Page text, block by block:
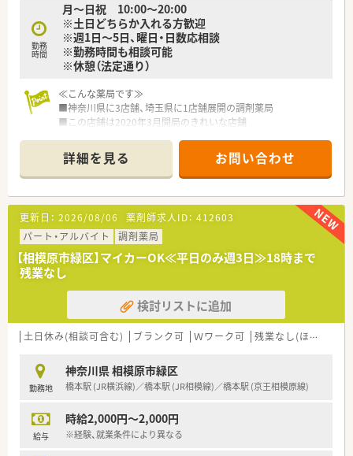
勤務
時間
月～日祝 10:00～20:00
※土日どちらか入れる方歓迎
※週1日～5日、曜日・日数応相談
※勤務時間も相談可能
※休憩（法定通り）
≪こんな薬局です≫
■神奈川県に3店舗、埼玉県に1店舗展開の調剤薬局
■この店舗は2020年3月開局のきれいな店舗
■幅広い科目を応需している人気の薬局なので、テキパキお仕事
こなせる方歓迎！
■シフト・経験により2,300円スタートも検討できます
■土日祝開局なので、どちらか勤務できる方大歓迎！
■メリハリ持って勤務したい方、色々な処方に触れたい方にオス
スメ！
詳細を見る お問い合わせ
更新日： 2026/08/06 薬剤師求人ID： 412603
パート・アルバイト
調剤薬局
【相模原市緑区】マイカーOK≪平日のみ週3日≫18時まで
残業なし
検討リストに追加
土日休み(相談可含む) ブランク可 Ｗワーク可 残業なし(ほぼなし含む)
勤務地
神奈川県 相模原市緑区
橋本駅 (JR横浜線)／橋本駅 (JR相模線)／橋本駅 (京王相模原線)
給与
時給2,000円～2,000円
※経験、就業条件により異なる